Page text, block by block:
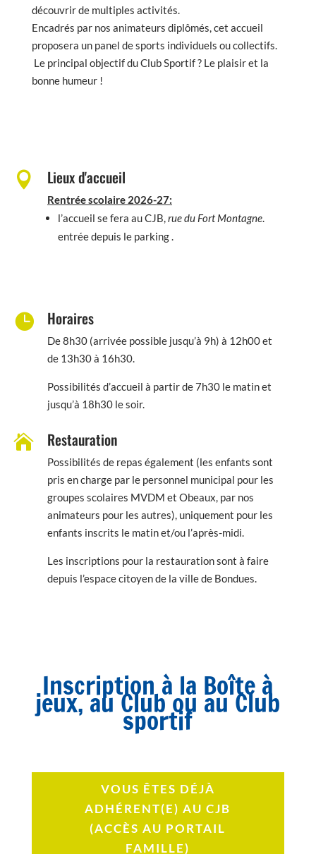
découvrir de multiples activités.
Encadrés par nos animateurs diplômés, cet accueil
proposera un panel de sports individuels ou collectifs.
Le principal objectif du Club Sportif ? Le plaisir et la
bonne humeur !
 Lieux d'accueil
Rentrée scolaire 2026-27:
l’accueil se fera au CJB,rue du Fort Montagne.
entrée depuis le parking .
 Horaires
De 8h30 (arrivée possible jusqu’à 9h) à 12h00 et
de 13h30 à 16h30.
Possibilités d’accueil à partir de 7h30 le matin et
jusqu’à 18h30 le soir.
 Restauration
Possibilités de repas également (les enfants sont
pris en charge par le personnel municipal pour les
groupes scolaires MVDM et Obeaux, par nos
animateurs pour les autres), uniquement pour les
enfants inscrits le matin et/ou l’après-midi.
Les inscriptions pour la restauration sont à faire
depuis l’espace citoyen de la ville de Bondues.
Inscription à la Boîte à
jeux, au Club ou au Club
sportif
VOUS ÊTES DÉJÀ
ADHÉRENT(E) AU CJB
(ACCÈS AU PORTAIL
FAMILLE)